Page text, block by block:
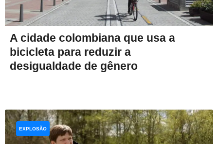
A cidade colombiana que usa a
bicicleta para reduzir a
desigualdade de gênero
EXPLOSÃO